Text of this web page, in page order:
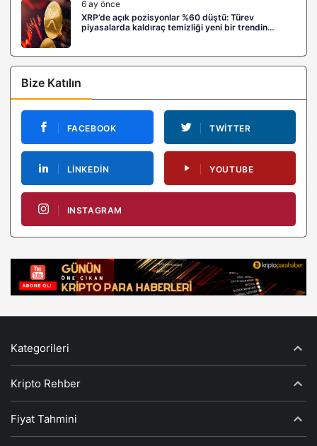
6 ay önce
XRP’de açık pozisyonlar %60 düştü: Türev
piyasalarda kaldıraç temizliği yeni bir trendin
Bize Katılın
FACEBOOK TWITTER
LINKEDIN YOUTUBE
INSTAGRAM
Kategorileri
Kripto Rehber
Fiyat Tahmini